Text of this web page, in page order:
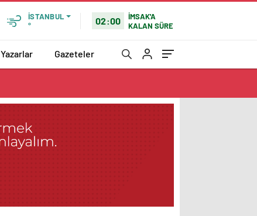
İSTANBUL
°
02:00
İMSAK'A
KALAN SÜRE
Yazarlar Gazeteler